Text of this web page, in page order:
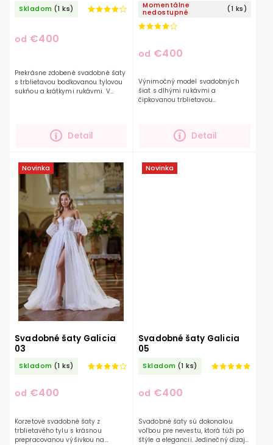
Skladom (1 ks)
od €400
Detail
Prekrásne zdobené svadobné šaty
s trblietavou bodkovanou tylovou
sukňou a krátkymi rukávmi. V
Momentálne
nedostupné
(1 ks)
od €400
Detail
Výnimočný model svadobných
šiat s dlhými rukávmi a
čipkovanou trblietavou
výšivkou a tiež gombíkmi, čím
Novinka
Svadobné šaty Galicia
03
Skladom (1 ks)
od €400
Korzetové svadobné šaty z
trblietavého tylu s krásnou
prepracovanou výšivkou na
Novinka
Svadobné šaty Galicia
05
Skladom (1 ks)
od €400
Svadobné šaty sú dokonalou
voľbou pre nevestu, ktorá túži po
štýle a elegancii. Jedinečný dizajn